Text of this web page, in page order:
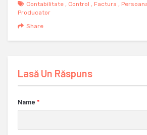
Contabilitate , Control , Factura ,
Producator
Share
Lasă Un Răspuns
Name *